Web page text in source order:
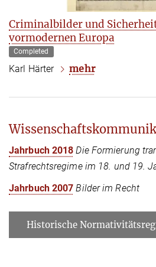
Criminalbilder und
vormodernen Europa
Completed
Karl Härter mehr
Jahrbuch 2018 Die Formierung
Strafrechtsregime im 18. und 19.
Jahrbuch 2007 Bilder im Recht
Historische